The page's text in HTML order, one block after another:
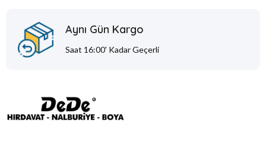
Aynı Gün Kargo
Saat 16:00' Kadar Geçerli